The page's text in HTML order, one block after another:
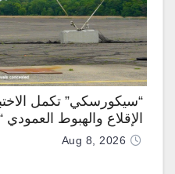
“سيكورسكي” تكمل
الإقلاع والهبوط العمودي
Aug 8, 2026